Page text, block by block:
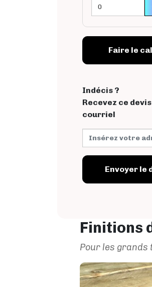
Indécis ?
Recevez ce
courriel
Envoyer le
Finitions
Pour les grands
Image